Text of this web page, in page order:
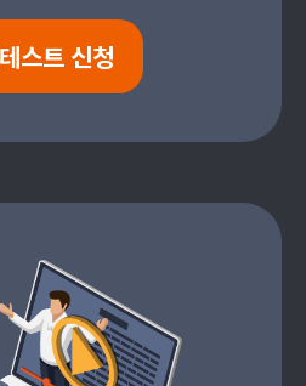
스트 신청